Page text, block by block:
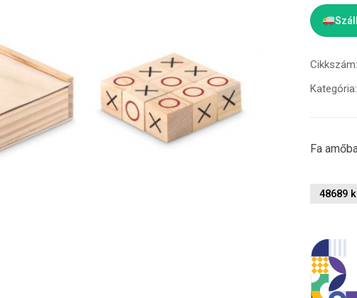
Cikkszám:
Kategória:
Fa
48689